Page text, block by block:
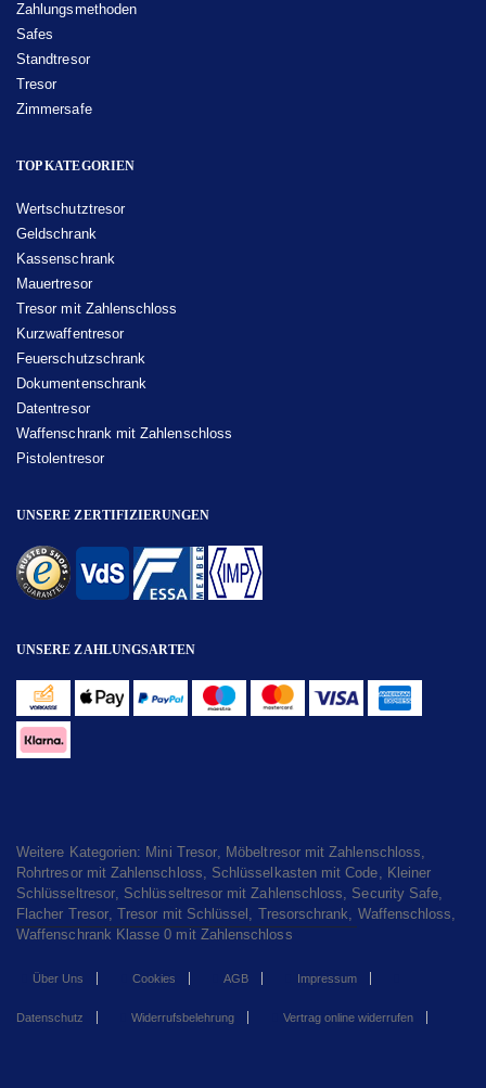
Zahlungsmethoden
Safes
Standtresor
Tresor
Zimmersafe
TOP KATEGORIEN
Wertschutztresor
Geldschrank
Kassenschrank
Mauertresor
Tresor mit Zahlenschloss
Kurzwaffentresor
Feuerschutzschrank
Dokumentenschrank
Datentresor
Waffenschrank mit Zahlenschloss
Pistolentresor
UNSERE ZERTIFIZIERUNGEN
UNSERE ZAHLUNGSARTEN
Weitere Kategorien: Mini Tresor Möbeltresor mit Zahlenschloss
Rohrtresor mit Zahlenschloss
Schlüsselkasten mit Code
Kleiner
Schlüsseltresor, Schlüsseltresor mit Zahlenschloss Security Safe
Flacher Tresor,Tresor mit Schlüssel Tresorschrank Waffenschloss
Waffenschrank Klasse 0 mit Zahlenschloss
Über Uns Cookies AGB Impressum
Datenschutz Widerrufsbelehrung Vertrag online widerrufen